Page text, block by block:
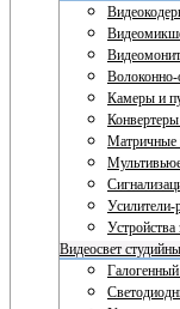
Волоконно-
Камеры и
Матричные
Усилители-
Видеосвет
Галогенный